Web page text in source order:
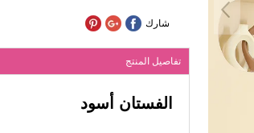
شارك
تفاصيل المنتج
الفستان أسود